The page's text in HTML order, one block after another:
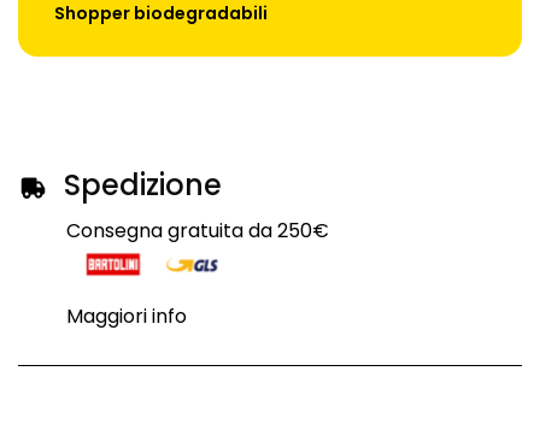
Shopper biodegradabili
Spedizione
Consegna gratuita da 250€
Maggiori info